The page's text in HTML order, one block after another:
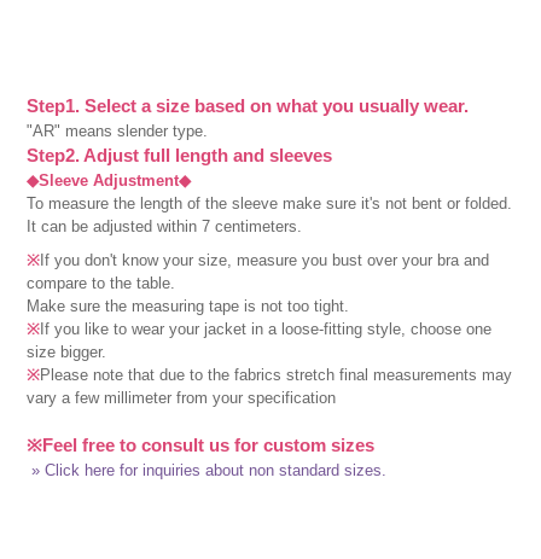
Step1. Select a size based on what you usually wear.
"AR" means slender type.
Step2. Adjust full length and sleeves
◆Sleeve Adjustment◆
To measure the length of the sleeve make sure it's not bent or folded.
It can be adjusted within 7 centimeters.
※If you don't know your size, measure you bust over your bra and
compare to the table.
Make sure the measuring tape is not too tight.
※If you like to wear your jacket in a loose-fitting style, choose one
size bigger.
※Please note that due to the fabrics stretch final measurements may
vary a few millimeter from your specification
※Feel free to consult us for custom sizes
» Click here for inquiries about non standard sizes.